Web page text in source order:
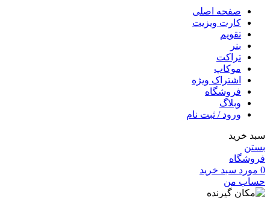
صفحه اصلی
کارت ویزیت
تقویم
بنر
تراکت
موکاپ
اشتراک ویژه
فروشگاه
وبلاگ
ورود / ثبت نام
سبد خرید
بستن
فروشگاه
0 مورد سبد خرید
حساب من